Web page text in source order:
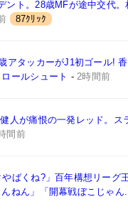
ント。28歳MFが途中交代
87ｸﾘｯｸ
アタッカーがJ1初ゴール!
ールシュート -2時間前
人が痛恨の一発レッド。
間前
やばくね?」百年構想リーグ
んねん」「開幕戦ぼこじゃん